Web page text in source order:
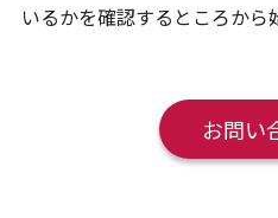
いるかを確認するところから
お問い